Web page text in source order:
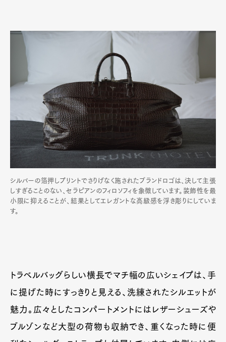
Art&DesignWatch Fashion
シルバーの箔押しプリントでさりげなく施されたブランドロゴは、決して主張
しすぎることのない、セラピアンのフィロソフィを象徴しています。装飾性を最
小限に抑えることが、結果としてエレガントな高級感を浮き彫りにしていま
す。
トラベルバッグらしい横長でマチ幅の広いシェイプは、手
に提げた時にすっきりと見える、洗練されたシルエットが
魅力。広々としたコンパートメントにはレザーシューズや
ブルゾンなど大型の荷物も収納でき、重くなった時に便